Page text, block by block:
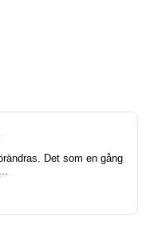
Det som en gång